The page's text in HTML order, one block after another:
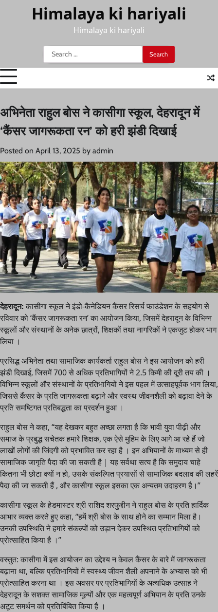
Himalaya ki hariyali
Himalaya ki hariyali
Search
for:
अभिनेता राहुल बोस ने कासीगा स्कूल, देहरादून में
‘कैंसर जागरूकता रन’ को हरी झंडी दिखाई
Posted on April 13, 2025 by admin
देहरादून: कासीगा स्कूल ने इंडो-कैनेडियन कैंसर रिसर्च फाउंडेशन के सहयोग से
रविवार को ‘कैंसर जागरूकता रन’ का आयोजन किया, जिसमें देहरादून के विभिन्न
स्कूलों और संस्थानों के अनेक छात्रों, शिक्षकों तथा नागरिकों ने एकजुट होकर भाग
लिया ।
प्रसिद्ध अभिनेता तथा सामाजिक कार्यकर्ता राहुल बोस ने इस आयोजन को हरी
झंडी दिखाई, जिसमें 700 से अधिक प्रतिभागियों ने 2.5 किमी की दूरी तय की ।
विभिन्न स्कूलों और संस्थानों के प्रतिभागियों ने इस पहल में उत्साहपूर्वक भाग लिया,
जिससे कैंसर के प्रति जागरूकता बढ़ाने और स्वस्थ जीवनशैली को बढ़ावा देने के
प्रति समष्टिगत प्रतिबद्धता का प्रदर्शन हुआ ।
राहुल बोस ने कहा, “यह देखकर बहुत अच्छा लगता है कि भावी युवा पीढ़ी और
समाज के प्रबुद्ध सचेतक हमारे शिक्षक, एक ऐसे मुहिम के लिए आगे आ रहे हैं जो
लाखों लोगों की जिंदगी को प्रभावित कर रहा है । इन अभियानों के माध्यम से ही
सामाजिक जागृति पैदा की जा सकती है | यह सर्वथा सत्य है कि समुदाय चाहे
कितना भी छोटा क्यों न हो, उसके संकल्पित प्रयासों से सामाजिक बदलाव की लहरें
पैदा की जा सकती हैं , और कासीगा स्कूल इसका एक अन्यतम उदाहरण है।”
कासीगा स्कूल के हेडमास्टर श्री राशिद शरफुद्दीन ने राहुल बोस के प्रति हार्दिक
आभार व्यक्त करते हुए कहा, “हमें श्री बोस के साथ होने का सम्मान मिला है।
उनकी उपस्थिति ने हमारे संकल्पों को उड़ान देकर उपस्थित प्रतिभागियों को
प्रोत्साहित किया है ।”
वस्तुत: कासीगा में इस आयोजन का उद्देश्य न केवल कैंसर के बारे में जागरूकता
बढ़ाना था, बल्कि प्रतिभागियों में स्वस्थ्य जीवन शैली अपनाने के अभ्यास को भी
प्रोत्साहित करना था । इस अवसर पर प्रतिभागियों के अत्यधिक उत्साह ने
देहरादून के सशक्त सामाजिक मूल्यों और एक महत्वपूर्ण अभियान के प्रति उनके
अटूट समर्थन को प्रतिबिंबित किया है ।